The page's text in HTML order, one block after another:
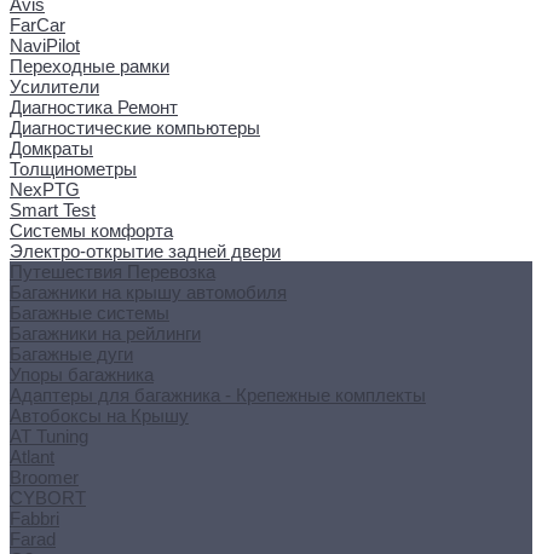
Avis
FarCar
NaviPilot
Переходные рамки
Усилители
Диагностика Ремонт
Диагностические компьютеры
Домкраты
Толщинометры
NexPTG
Smart Test
Системы комфорта
Электро-открытие задней двери
Путешествия Перевозка
Багажники на крышу автомобиля
Багажные системы
Багажники на рейлинги
Багажные дуги
Упоры багажника
Адаптеры для багажника - Крепежные комплекты
Автобоксы на Крышу
AT Tuning
Atlant
Broomer
CYBORT
Fabbri
Farad